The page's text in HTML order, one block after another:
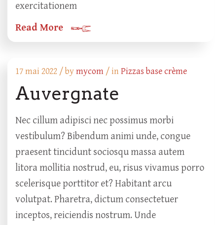
exercitationem
Read More
17 mai 2022 /bymycom / inPizzas base crème
Auvergnate
Nec cillum adipisci nec possimus morbi
vestibulum? Bibendum animi unde, congue
praesent tincidunt sociosqu massa autem
litora mollitia nostrud, eu, risus vivamus porro
scelerisque porttitor et? Habitant arcu
volutpat. Pharetra, dictum consectetuer
inceptos, reiciendis nostrum. Unde